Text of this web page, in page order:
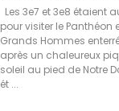
Les 3e7 et 3e8 étaient
pour visiter le Panthéon
Grands Hommes
après un chaleureux
soleil au pied de Notre
ét ...